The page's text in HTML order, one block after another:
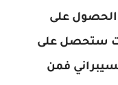
على
ستحصل على
فمن